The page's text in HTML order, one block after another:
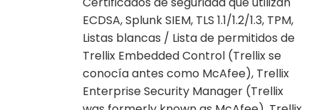
ECDSA, Splunk SIEM, TLS 1.1/1.2/1.3, TPM,
Listas blancas / Lista de permitidos de
Trellix Embedded Control (Trellix se
conocía antes como McAfee), Trellix
Enterprise Security Manager (Trellix